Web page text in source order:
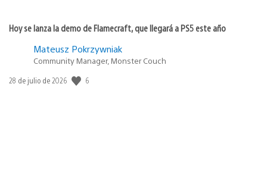
Hoy se lanza la demo de Flamecraft, que llegará a PS5 este año
Mateusz Pokrzywniak
Community Manager, Monster Couch
Fecha
28 de julio de 2026 6